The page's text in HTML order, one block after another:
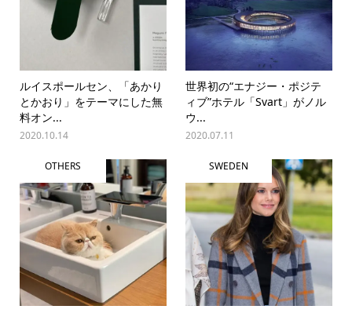
ルイスポールセン、「あかり
とかおり」をテーマにした無
料オン...
2020.10.14
世界初の“エナジー・ポジテ
ィブ”ホテル「Svart」がノル
ウ...
2020.07.11
OTHERS SWEDEN